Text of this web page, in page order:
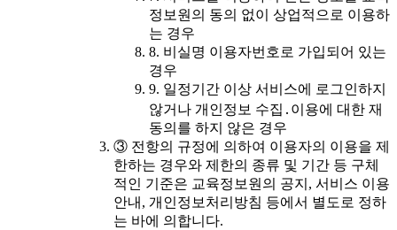
정보원의 동의 없이 상업적으로 이용하
는 경우
8. 비실명 이용자번호로 가입되어 있는
경우
9. 일정기간 이상 서비스에 로그인하지
않거나 개인정보 수집․이용에 대한 재
동의를 하지 않은 경우
③ 전항의 규정에 의하여 이용자의 이용을 제
한하는 경우와 제한의 종류 및 기간 등 구체
적인 기준은 교육정보원의 공지, 서비스 이용
안내, 개인정보처리방침 등에서 별도로 정하
는 바에 의합니다.